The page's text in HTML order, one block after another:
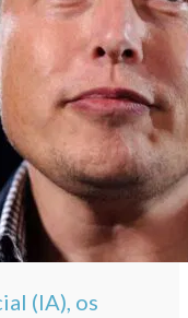
(IA), os